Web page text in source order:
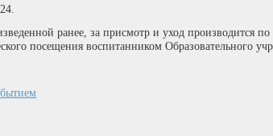
ранее, за присмотр и уход производится
посещения воспитанником Образовательного